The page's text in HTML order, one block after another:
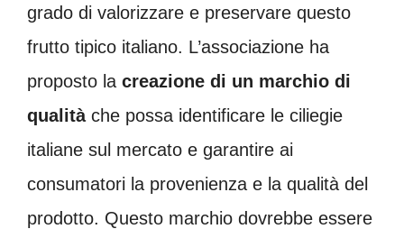
grado di valorizzare e preservare questo
frutto tipico italiano. L’associazione ha
proposto la creazione di un marchio di
qualitàche possa identificare le ciliegie
italiane sul mercato e garantire ai
consumatori la provenienza e la qualità del
prodotto. Questo marchio dovrebbe essere